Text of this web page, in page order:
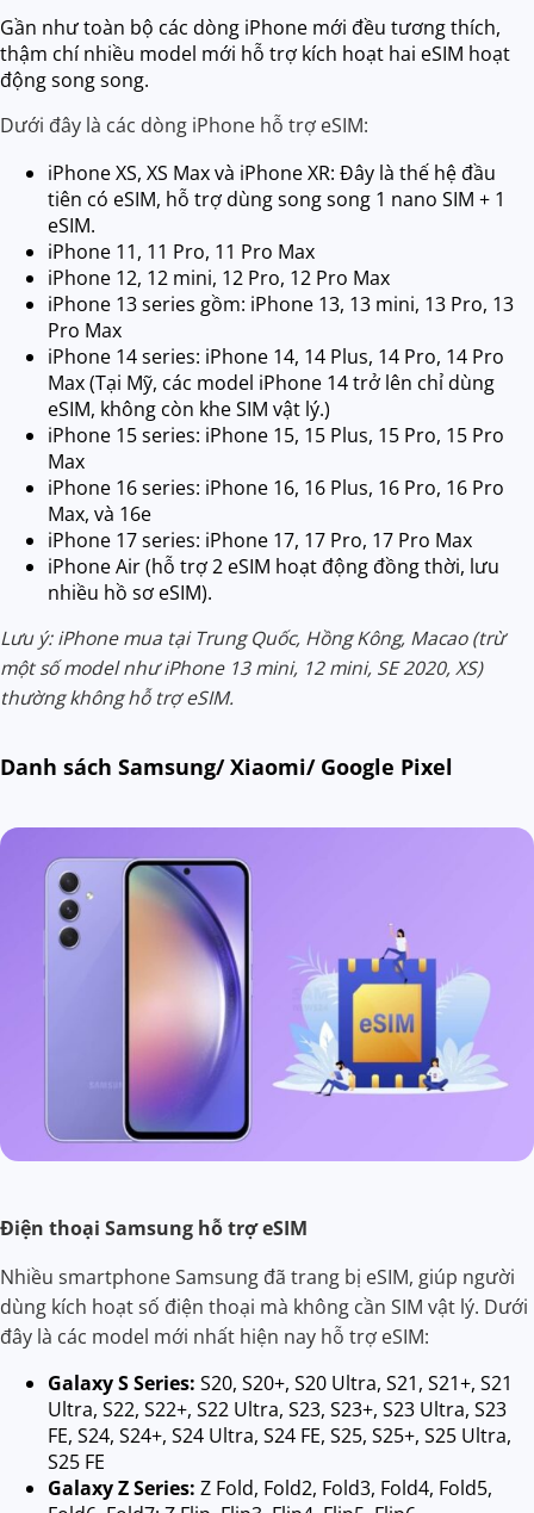
Gần như toàn bộ các dòng iPhone mới đều tương thích,
thậm chí nhiều model mới hỗ trợ kích hoạt hai eSIM hoạt
động song song.
Dưới đây là các dòng iPhone hỗ trợ eSIM:
iPhone XS, XS Max và iPhone XR: Đây là thế hệ đầu
tiên có eSIM, hỗ trợ dùng song song 1 nano SIM + 1
eSIM.
iPhone 11, 11 Pro, 11 Pro Max
iPhone 12, 12 mini, 12 Pro, 12 Pro Max
iPhone 13 series gồm: iPhone 13, 13 mini, 13 Pro, 13
Pro Max
iPhone 14 series: iPhone 14, 14 Plus, 14 Pro, 14 Pro
Max (Tại Mỹ, các model iPhone 14 trở lên chỉ dùng
eSIM, không còn khe SIM vật lý.)
iPhone 15 series: iPhone 15, 15 Plus, 15 Pro, 15 Pro
Max
iPhone 16 series: iPhone 16, 16 Plus, 16 Pro, 16 Pro
Max, và 16e
iPhone 17 series: iPhone 17, 17 Pro, 17 Pro Max
iPhone Air (hỗ trợ 2 eSIM hoạt động đồng thời, lưu
nhiều hồ sơ eSIM).
Lưu ý: iPhone mua tại Trung Quốc, Hồng Kông, Macao (trừ
một số model như iPhone 13 mini, 12 mini, SE 2020, XS)
thường không hỗ trợ eSIM.
Danh sách Samsung/ Xiaomi/ Google Pixel
Điện thoại Samsung hỗ trợ eSIM
Nhiều smartphone Samsung đã trang bị eSIM, giúp người
dùng kích hoạt số điện thoại mà không cần SIM vật lý. Dưới
đây là các model mới nhất hiện nay hỗ trợ eSIM:
Galaxy S Series: S20, S20+, S20 Ultra, S21, S21+, S21
Ultra, S22, S22+, S22 Ultra, S23, S23+, S23 Ultra, S23
FE, S24, S24+, S24 Ultra, S24 FE, S25, S25+, S25 Ultra,
S25 FE
Galaxy Z Series: Z Fold, Fold2, Fold3, Fold4, Fold5,